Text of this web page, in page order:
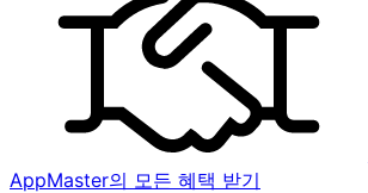
AppMaster의 모든 혜택 받기